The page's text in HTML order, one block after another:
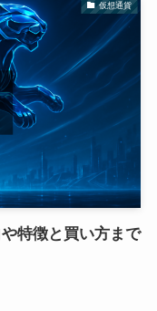
仮想通貨
特徴と買い方まで